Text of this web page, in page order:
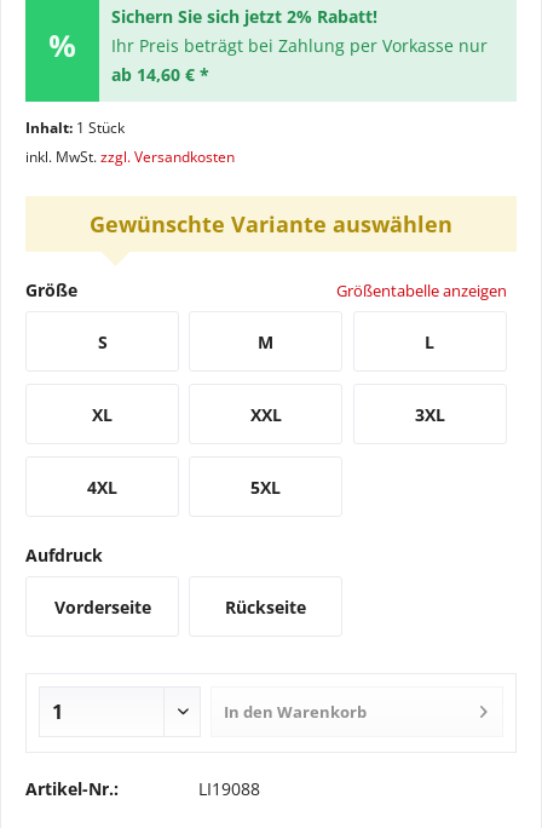
Sichern Sie sich jetzt 2% Rabatt!
Ihr Preis beträgt bei Zahlung per Vorkasse nur
ab 14,60 € *
Inhalt: 1 Stück
inkl. MwSt.zzgl. Versandkosten
Gewünschte Variante auswählen
Größe Größentabelle anzeigen
S M L
XL XXL 3XL
4XL 5XL
Aufdruck
Vorderseite Rückseite
In den Warenkorb
Artikel-Nr.: LI19088